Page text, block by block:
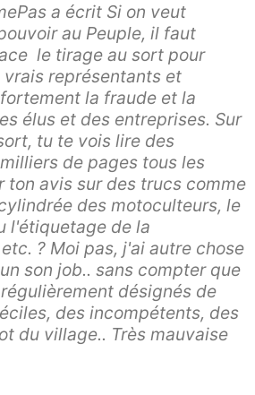
a écrit Si on veut
au Peuple, il faut
le tirage au sort pour
vrais représentants et
la fraude et la
élus et des entreprises. Sur
tu te vois lire des
de pages tous les
ton avis sur des trucs comme
des motoculteurs, le
l'étiquetage de la
? Moi pas, j'ai autre chose
son job.. sans compter que
désignés de
des incompétents, des
du village.. Très mauvaise